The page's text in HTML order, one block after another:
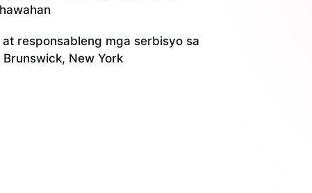
at responsableng mga serbisyo sa
New York